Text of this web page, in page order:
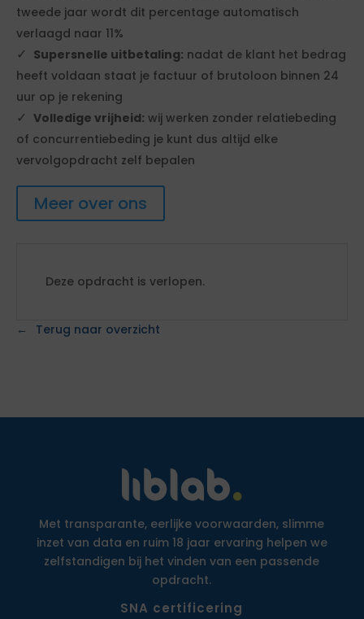
tweede jaar wordt dit percentage automatisch
verlaagd naar 11%
Supersnelle uitbetaling: nadat de klant het bedrag
heeft voldaan staat je factuur of brutoloon binnen 24
uur op je rekening
Volledige vrijheid: wij werken zonder relatiebeding
of concurrentiebeding je kunt dus altijd elke
vervolgopdracht zelf bepalen
Meer over ons
Deze opdracht is verlopen.
Terug naar overzicht
Met transparante, eerlijke voorwaarden, slimme
inzet van data en ruim 18 jaar ervaring helpen we
zelfstandigen bij het vinden van een passende
opdracht.
SNA certificering